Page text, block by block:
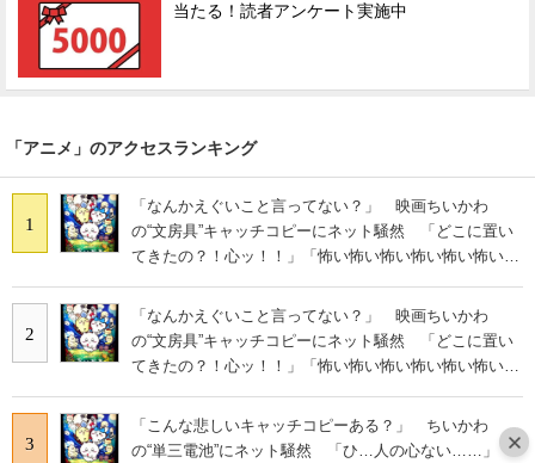
当たる！読者アンケート実施中
「アニメ」のアクセスランキング
1
「なんかえぐいこと言ってない？」 映画ちいかわ
の“文房具”キャッチコピーにネット騒然 「どこに置い
てきたの？！心ッ！！」「怖い怖い怖い怖い怖い怖い怖
2
「なんかえぐいこと言ってない？」 映画ちいかわ
の“文房具”キャッチコピーにネット騒然 「どこに置い
てきたの？！心ッ！！」「怖い怖い怖い怖い怖い怖い怖
3
「こんな悲しいキャッチコピーある？」 ちいかわ
の“単三電池”にネット騒然 「ひ…人の心ない……」